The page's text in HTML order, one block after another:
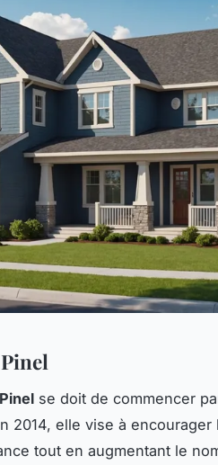
se doit de commencer
2014, elle vise à encourager
tout en augmentant le